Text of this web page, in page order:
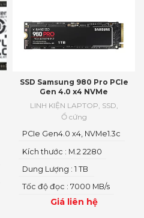
SSD Samsung 980 Pro PCIe
Gen 4.0 x4 NVMe
LINH KIỆN LAPTOP SSD
Ổ cứng
Giá liên hệ
Tốc độ đọc : 7000 MB/s
Dung Lượng : 1 TB
Kích thước : M.2 2280
PCIe Gen4.0 x4, NVMe1.3c